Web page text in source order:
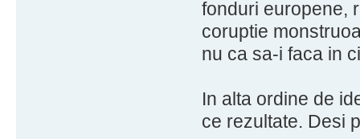
fonduri europene,
coruptie
nu ca sa-i faca in
In alta ordine de
ce rezultate. Desi